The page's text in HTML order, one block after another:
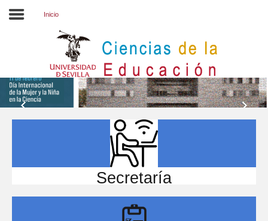
EL CENTRO
Inicio
Secretaría